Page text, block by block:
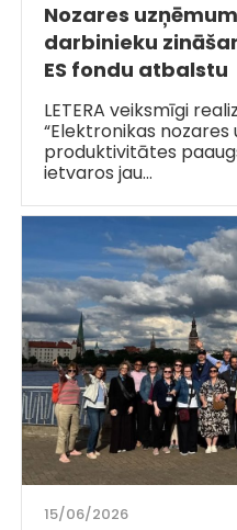
Nozares
darbinieku
ES fondu atbalstu
LETERA veiksmīgi
“Elektronikas
produktivitātes
ietvaros jau…
15/06/2026